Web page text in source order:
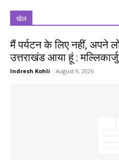
खेल
मैं पर्यटन के लिए नहीं, अपने
उत्तराखंड आया हूं :
Indresh Kohli - August 9, 2026